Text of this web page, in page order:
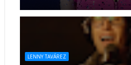
LENNY TAVÁREZ